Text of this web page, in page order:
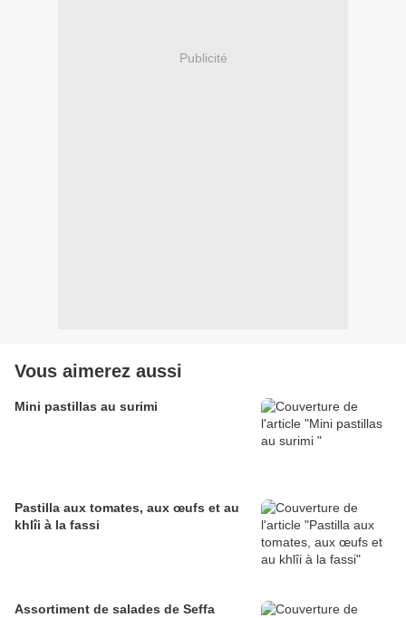
Publicité
Vous aimerez aussi
Mini pastillas au surimi
Pastilla aux tomates, aux œufs et au
khlîi à la fassi
Assortiment de salades de Seffa